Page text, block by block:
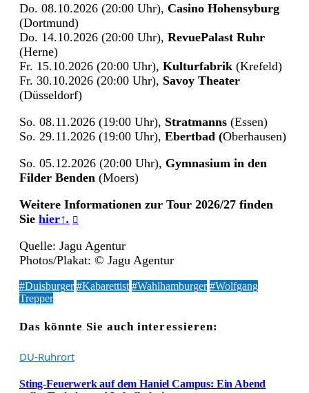
Do. 08.10.2026 (20:00 Uhr), Casino Hohensyburg
(Dortmund)
Do. 14.10.2026 (20:00 Uhr), RevuePalast Ruhr
(Herne)
Fr. 15.10.2026 (20:00 Uhr), Kulturfabrik (Krefeld)
Fr. 30.10.2026 (20:00 Uhr), Savoy Theater
(Düsseldorf)
So. 08.11.2026 (19:00 Uhr), Stratmanns (Essen)
So. 29.11.2026 (19:00 Uhr), Ebertbad (Oberhausen)
So. 05.12.2026 (20:00 Uhr), Gymnasium in den
Filder Benden (Moers)
Weitere Informationen zur Tour 2026/27 finden
Sie hier↑.
Quelle: Jagu Agentur
Photos/Plakat: © Jagu Agentur
#Duisburger #Kabarettist #Wahlhamburger #Wolfgang
Trepper
Das könnte Sie auch interessieren:
DU-Ruhrort
Sting-Feuerwerk auf dem Haniel Campus: Ein Abend